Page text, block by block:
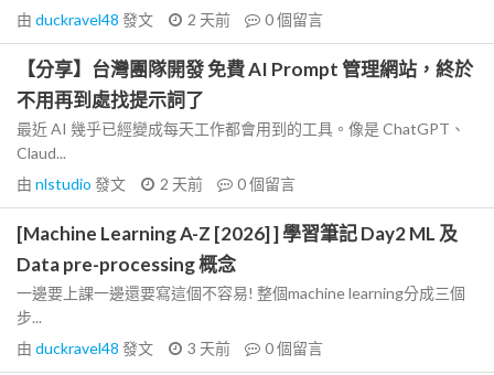
由 duckravel48 發文 2 天前 0個留言
【分享】台灣團隊開發 免費 AI Prompt 管理網站，終於
不用再到處找提示詞了
最近 AI 幾乎已經變成每天工作都會用到的工具。像是 ChatGPT、
Claud...
由 nlstudio 發文 2 天前 0個留言
[Machine Learning A-Z [2026] ] 學習筆記 Day2 ML 及
Data pre-processing 概念
一邊要上課一邊還要寫這個不容易! 整個machine learning分成三個
步...
由 duckravel48 發文 3 天前 0個留言